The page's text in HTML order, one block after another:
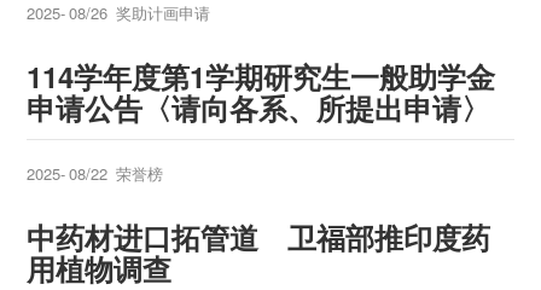
2025-08/26 奖助计画申请
114学年度第1学期研究生一般助学金
申请公告 〈请向各系、所提出申请〉
2025-08/22 荣誉榜
中药材进口拓管道 卫福部推印度药
用植物调查